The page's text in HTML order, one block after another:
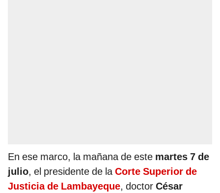
En ese marco, la mañana de este martes 7 de
julio, el presidente de laCorte Superior de
Justicia de Lambayeque, doctor César